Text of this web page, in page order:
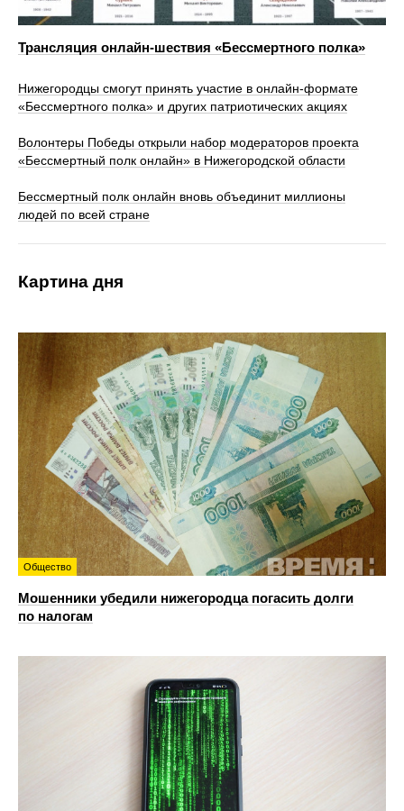
Трансляция онлайн-шествия «Бессмертного полка»
Нижегородцы смогут принять участие в онлайн-формате
«Бессмертного полка» и других патриотических акциях
Волонтеры Победы открыли набор модераторов проекта
«Бессмертный полк онлайн» в Нижегородской области
Бессмертный полк онлайн вновь объединит миллионы
людей по всей стране
Картина дня
Общество
Мошенники убедили нижегородца погасить долги
по налогам